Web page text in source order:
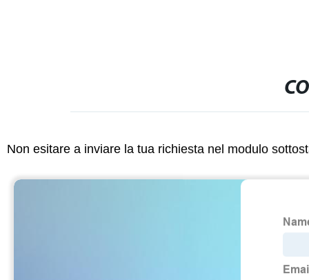
Non esitare a inviare la tua richiesta nel modulo